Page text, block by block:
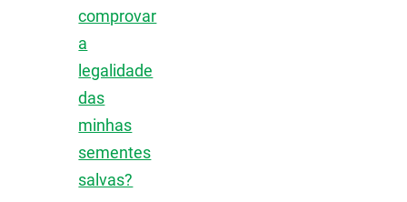
comprovar
a
legalidade
das
minhas
sementes
salvas?